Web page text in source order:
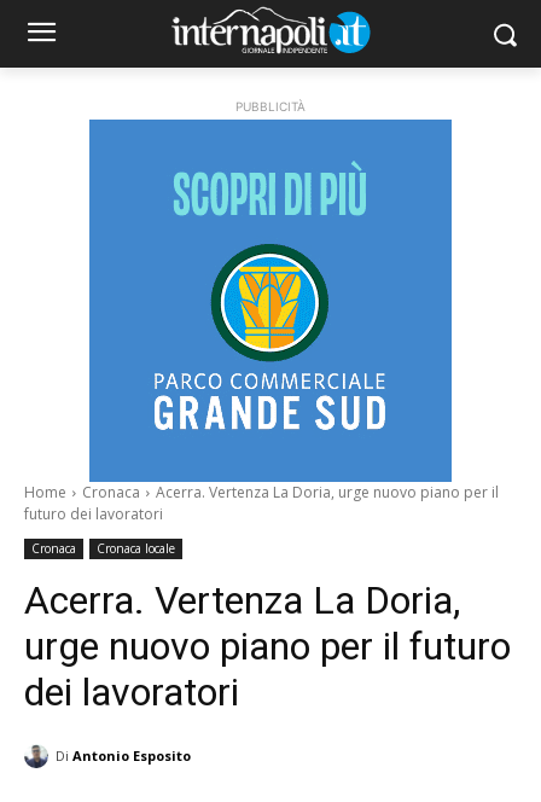
PUBBLICITÀ
Home Cronaca
Acerra. Vertenza La Doria, urge nuovo piano per il
futuro dei lavoratori
Cronaca Cronaca locale
Acerra. Vertenza La Doria,
urge nuovo piano per il futuro
dei lavoratori
Di Antonio Esposito